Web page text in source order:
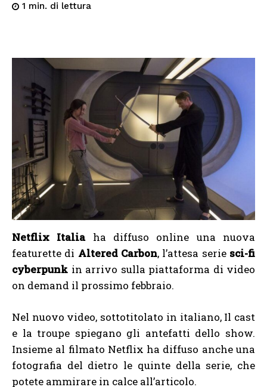
1 min. di lettura
Netflix Italiaha diffuso online una nuova
featurette di Altered Carbon, l’attesa serie sci-fi
cyberpunk in arrivo sulla piattaforma di video
on demand il prossimo febbraio.
Nel nuovo video, sottotitolato in italiano, Il cast
e la troupe spiegano gli antefatti dello show.
Insieme al filmato Netflix ha diffuso anche una
fotografia del dietro le quinte della serie, che
potete ammirare in calce all’articolo.